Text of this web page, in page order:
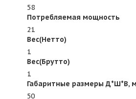
58
Потребляемая мощность
21
Вес(Нетто)
1
Вес(Брутто)
1
Габаритные размеры Д*Ш*В,
50